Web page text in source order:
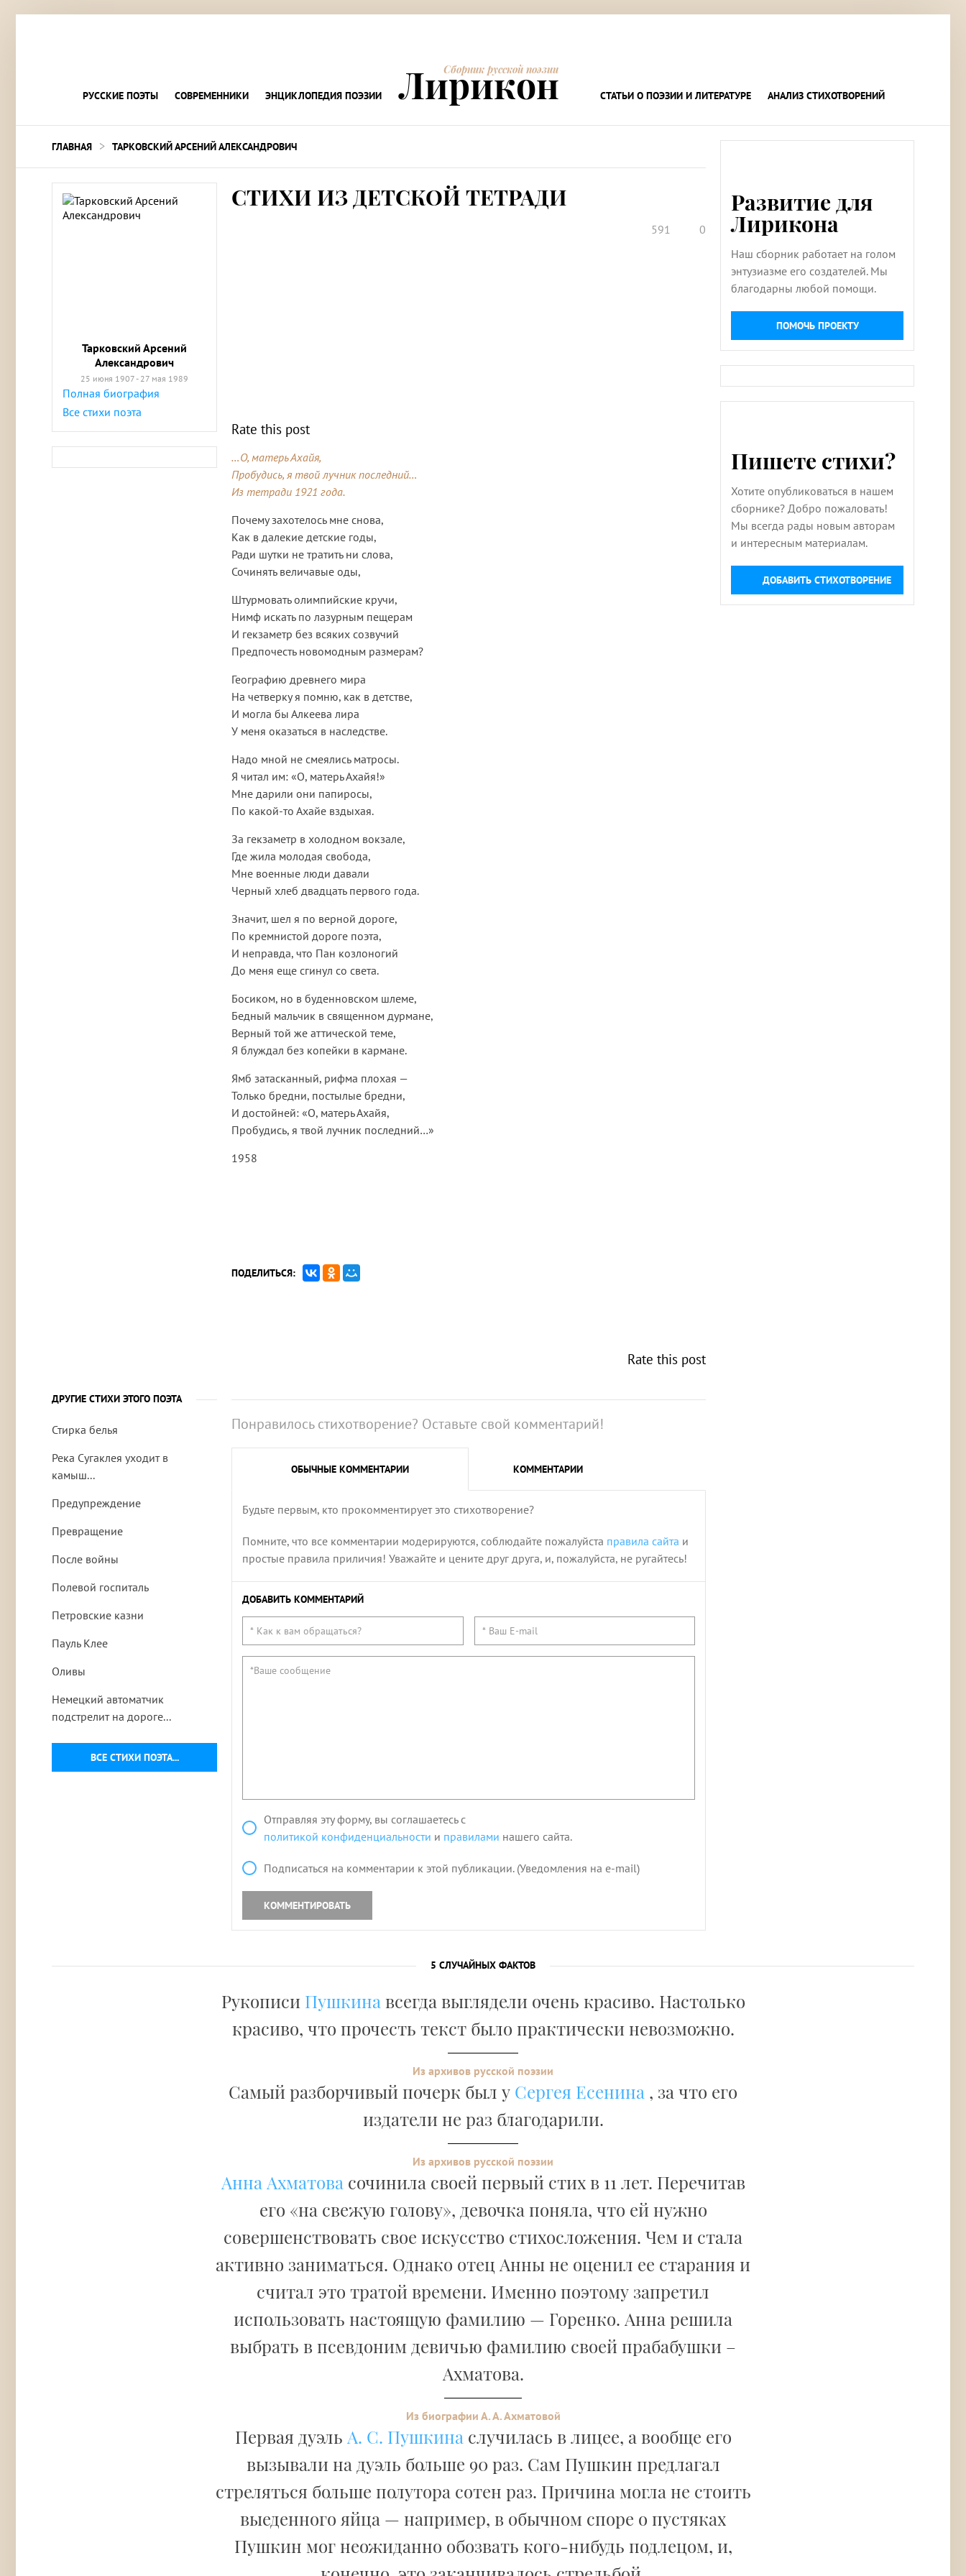
РУССКИЕ ПОЭТЫ СОВРЕМЕННИКИ ЭНЦИКЛОПЕДИЯ ПОЭЗИИ
Сборник русской поэзии
Лирикон СТАТЬИ О ПОЭЗИИ И ЛИТЕРАТУРЕ АНАЛИЗ СТИХОТВОРЕНИЙ
ГЛАВНАЯ > ТАРКОВСКИЙ АРСЕНИЙ АЛЕКСАНДРОВИЧ
Тарковский Арсений
Александрович
25 июня 1907 - 27 мая 1989
Полная биография
Все стихи поэта
СТИХИ ИЗ ДЕТСКОЙ ТЕТРАДИ
591 0
Rate this post
…О, матерь Ахайя,
Пробудись, я твой лучник последний…
Из тетради 1921 года.
Почему захотелось мне снова,
Как в далекие детские годы,
Ради шутки не тратить ни слова,
Сочинять величавые оды,
Штурмовать олимпийские кручи,
Нимф искать по лазурным пещерам
И гекзаметр без всяких созвучий
Предпочесть новомодным размерам?
Географию древнего мира
На четверку я помню, как в детстве,
И могла бы Алкеева лира
У меня оказаться в наследстве.
Надо мной не смеялись матросы.
Я читал им: «О, матерь Ахайя!»
Мне дарили они папиросы,
По какой-то Ахайе вздыхая.
За гекзаметр в холодном вокзале,
Где жила молодая свобода,
Мне военные люди давали
Черный хлеб двадцать первого года.
Значит, шел я по верной дороге,
По кремнистой дороге поэта,
И неправда, что Пан козлоногий
До меня еще сгинул со света.
Босиком, но в буденновском шлеме,
Бедный мальчик в священном дурмане,
Верный той же аттической теме,
Я блуждал без копейки в кармане.
Ямб затасканный, рифма плохая —
Только бредни, постылые бредни,
И достойней: «О, матерь Ахайя,
Пробудись, я твой лучник последний…»
1958
ПОДЕЛИТЬСЯ:
Rate this post
ДРУГИЕ СТИХИ ЭТОГО ПОЭТА
ВСЕ СТИХИ ПОЭТА...
Стирка белья
Река Сугаклея уходит в
камыш...
Предупреждение
Превращение
После войны
Полевой госпиталь
Петровские казни
Пауль Клее
Оливы
Немецкий автоматчик
подстрелит на дороге...
Понравилось стихотворение? Оставьте свой комментарий!
ОБЫЧНЫЕ КОММЕНТАРИИ КОММЕНТАРИИ
Будьте первым, кто прокомментирует это стихотворение?
Помните, что все комментарии модерируются, соблюдайте пожалуйста правила сайта и
простые правила приличия! Уважайте и цените друг друга, и, пожалуйста, не ругайтесь!
ДОБАВИТЬ КОММЕНТАРИЙ
Отправляя эту форму, вы соглашаетесь с
политикой конфиденциальности и правилами нашего сайта.
Подписаться на комментарии к этой публикации. (Уведомления на e-mail)
КОММЕНТИРОВАТЬ
Развитие для
Лирикона
Наш сборник работает на голом
энтузиазме его создателей. Мы
благодарны любой помощи.
ПОМОЧЬ ПРОЕКТУ
Пишете стихи?
Хотите опубликоваться в нашем
сборнике? Добро пожаловать!
Мы всегда рады новым авторам
и интересным материалам.
ДОБАВИТЬ СТИХОТВОРЕНИЕ
5 СЛУЧАЙНЫХ ФАКТОВ
Рукописи Пушкина всегда выглядели очень красиво. Настолько
красиво, что прочесть текст было практически невозможно.
Из архивов русской поэзии
Самый разборчивый почерк был у Сергея Есенина , за что его
издатели не раз благодарили.
Из архивов русской поэзии
Анна Ахматова сочинила своей первый стих в 11 лет. Перечитав
его «на свежую голову», девочка поняла, что ей нужно
совершенствовать свое искусство стихосложения. Чем и стала
активно заниматься. Однако отец Анны не оценил ее старания и
считал это тратой времени. Именно поэтому запретил
использовать настоящую фамилию — Горенко. Анна решила
выбрать в псевдоним девичью фамилию своей прабабушки –
Ахматова.
Из биографии А. А. Ахматовой
Первая дуэль А. С. Пушкина случилась в лицее, а вообще его
вызывали на дуэль больше 90 раз. Сам Пушкин предлагал
стреляться больше полутора сотен раз. Причина могла не стоить
выеденного яйца — например, в обычном споре о пустяках
Пушкин мог неожиданно обозвать кого-нибудь подлецом, и,